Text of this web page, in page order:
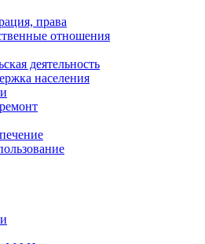
права
отношения
деятельность
населения